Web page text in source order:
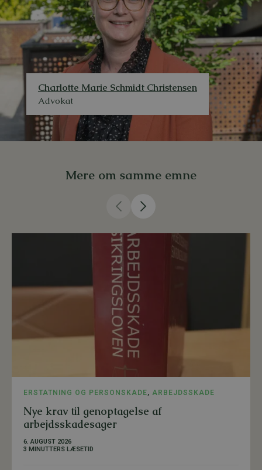
Charlotte Marie Schmidt Christensen
Advokat
Mere om samme emne
ERSTATNING OG PERSONSKADE, ARBEJDSSKADE
Nye krav til genoptagelse af
arbejdsskadesager
6. AUGUST 2026
3 MINUTTERS LÆSETID